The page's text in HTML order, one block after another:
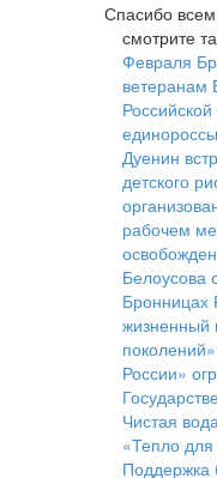
Спасибо
смотрите
Февраля
ветеранам
Дуенин
детского
рабочем
Белоусова
Бронницах
жизненный
России»
Чистая
«Тепло для
Поддержка